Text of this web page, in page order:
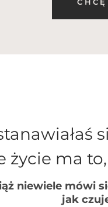
życie ma
niewiele mówi
jak